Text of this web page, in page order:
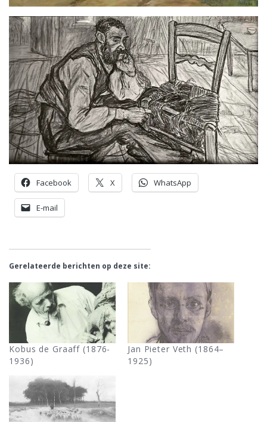
Facebook X WhatsApp
E-mail
Gerelateerde berichten op deze site:
Kobus de Graaff (1876-
1936)
Jan Pieter Veth (1864–
1925)